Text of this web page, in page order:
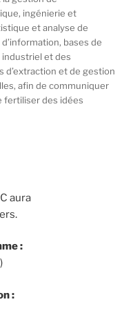
ingénierie et
et analyse de
bases de
et des
et de gestion
afin de communiquer
fertiliser des idées
aura
:
: